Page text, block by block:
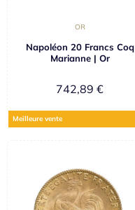
OR
Napoléon 20 Francs Coq
Marianne | Or
742,89 €
Meilleure vente